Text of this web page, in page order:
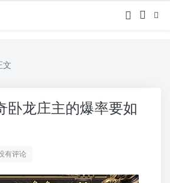
文
卧龙庄主的爆率要如
有评论